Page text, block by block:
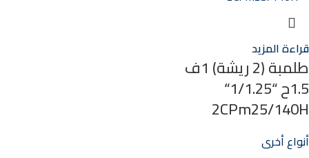
قراءة المزيد
طلمبة (2 ريشة) 1ف
1.5ح “1/1.25“
2CPm25/140H
أنواع أخرى